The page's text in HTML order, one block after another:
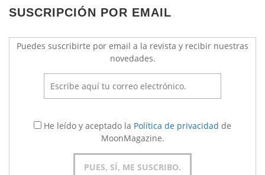
SUSCRIPCIÓN POR EMAIL
Puedes suscribirte por email a la revista y recibir nuestras
novedades.
He leído y aceptado la Política de privacidad de
MoonMagazine.